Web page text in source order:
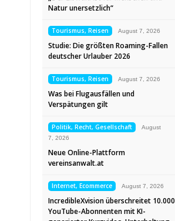
Natur unersetzlich“
Tourismus, Reisen August 7, 2026
Studie: Die größten Roaming-Fallen
deutscher Urlauber 2026
Tourismus, Reisen August 7, 2026
Was bei Flugausfällen und
Verspätungen gilt
Politik, Recht, Gesellschaft
August
7, 2026
Neue Online-Plattform
vereinsanwalt.at
Internet, Ecommerce August 7, 2026
IncredibleXvision überschreitet 10.000
YouTube-Abonnenten mit KI-